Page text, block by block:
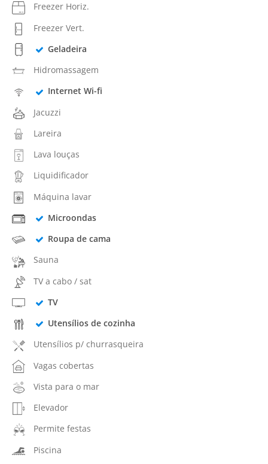
Freezer Horiz.
Freezer Vert.
Geladeira
Hidromassagem
Internet Wi-fi
Jacuzzi
Lareira
Lava louças
Liquidificador
Máquina lavar
Microondas
Roupa de cama
Sauna
TV a cabo / sat
TV
Utensílios de cozinha
Utensílios p/ churrasqueira
Vagas cobertas
Vista para o mar
Elevador
Permite festas
Piscina